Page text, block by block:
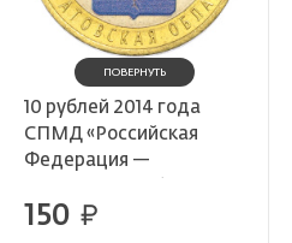
ПОВЕРНУТЬ
10 рублей 2014 года
СПМД «Российская
Федерация —
(Цветное покрытие)
150 руб.